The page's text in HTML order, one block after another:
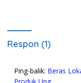
Respon (1)
Ping-balik: Beras